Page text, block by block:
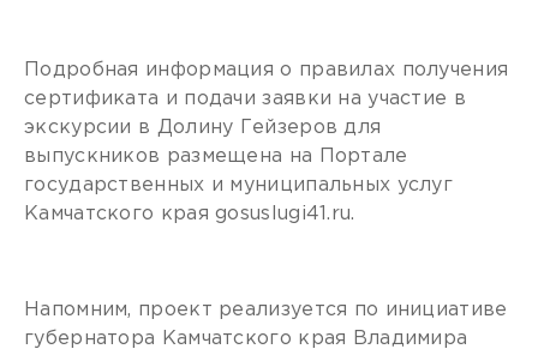
Подробная информация о правилах получения
сертификата и подачи заявки на участие в
экскурсии в Долину Гейзеров для
выпускников размещена на Портале
государственных и муниципальных услуг
Камчатского края gosuslugi41.ru.
Напомним, проект реализуется по инициативе
губернатора Камчатского края Владимира